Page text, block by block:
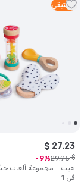
2 متبقي
في 1
$ 27.23
$
29.95
9